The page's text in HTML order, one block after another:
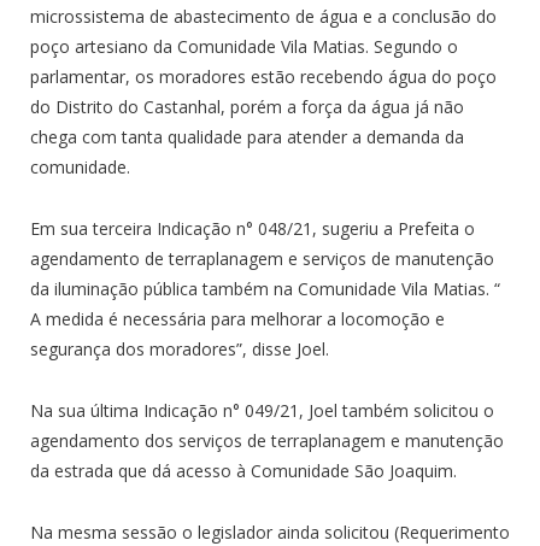
microssistema de abastecimento de água e a conclusão do
poço artesiano da Comunidade Vila Matias. Segundo o
parlamentar, os moradores estão recebendo água do poço
do Distrito do Castanhal, porém a força da água já não
chega com tanta qualidade para atender a demanda da
comunidade.
Em sua terceira Indicação n° 048/21, sugeriu a Prefeita o
agendamento de terraplanagem e serviços de manutenção
da iluminação pública também na Comunidade Vila Matias. “
A medida é necessária para melhorar a locomoção e
segurança dos moradores”, disse Joel.
Na sua última Indicação n° 049/21, Joel também solicitou o
agendamento dos serviços de terraplanagem e manutenção
da estrada que dá acesso à Comunidade São Joaquim.
Na mesma sessão o legislador ainda solicitou (Requerimento